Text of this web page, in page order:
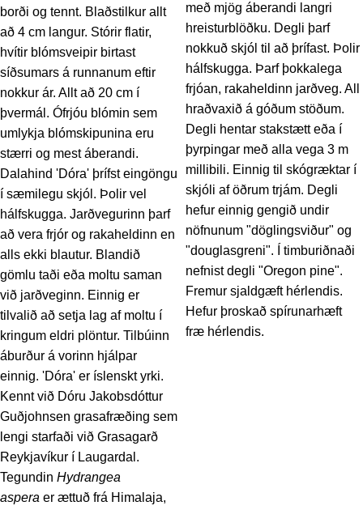
borði og tennt. Blaðstilkur allt
að 4 cm langur. Stórir flatir,
hvítir blómsveipir birtast
síðsumars á runnanum eftir
nokkur ár. Allt að 20 cm í
þvermál. Ófrjóu blómin sem
umlykja blómskipunina eru
stærri og mest áberandi.
Dalahind 'Dóra' þrífst eingöngu
í sæmilegu skjól. Þolir vel
hálfskugga. Jarðvegurinn þarf
að vera frjór og rakaheldinn en
alls ekki blautur. Blandið
gömlu taði eða moltu saman
við jarðveginn. Einnig er
tilvalið að setja lag af moltu í
kringum eldri plöntur. Tilbúinn
áburður á vorinn hjálpar
einnig. 'Dóra' er íslenskt yrki.
Kennt við Dóru Jakobsdóttur
Guðjohnsen grasafræðing sem
lengi starfaði við Grasagarð
Reykjavíkur í Laugardal.
Tegundin Hydrangea
aspera er ættuð frá Himalaja,
með mjög áberandi langri
hreisturblöðku. Degli þarf
nokkuð skjól til að þrífast. Þolir
hálfskugga. Þarf þokkalega
frjóan, rakaheldinn jarðveg. All
hraðvaxið á góðum stöðum.
Degli hentar stakstætt eða í
þyrpingar með alla vega 3 m
millibili. Einnig til skógræktar í
skjóli af öðrum trjám. Degli
hefur einnig gengið undir
nöfnunum "döglingsviður" og
"douglasgreni". Í timburiðnaði
nefnist degli "Oregon pine".
Fremur sjaldgæft hérlendis.
Hefur þroskað spírunarhæft
fræ hérlendis.